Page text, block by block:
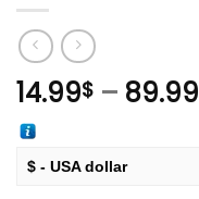
14.99$ – 89.99
$ - USA dollar